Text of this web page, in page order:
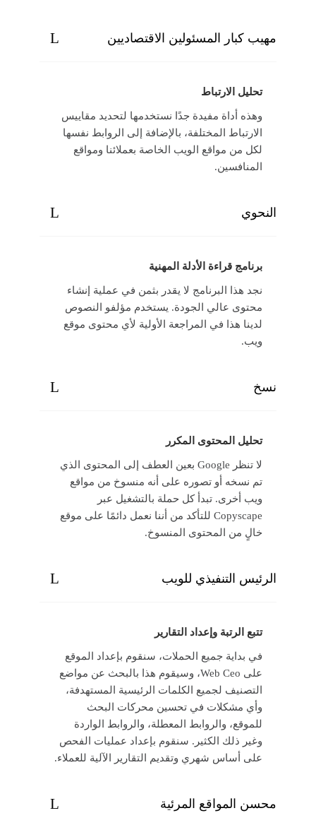
مهيب كبار المسئولين الاقتصاديين
تحليل الارتباط
وهذه أداة مفيدة جدًا نستخدمها لتحديد مقاييس
الارتباط المختلفة، بالإضافة إلى الروابط نفسها
لكل من مواقع الويب الخاصة بعملائنا ومواقع
المنافسين.
النحوي
برنامج قراءة الأدلة المهنية
نجد هذا البرنامج لا يقدر بثمن في عملية إنشاء
محتوى عالي الجودة. يستخدم مؤلفو النصوص
لدينا هذا في المراجعة الأولية لأي محتوى موقع
ويب.
نسخ
تحليل المحتوى المكرر
لا تنظر Google بعين العطف إلى المحتوى الذي
تم نسخه أو تصوره على أنه منسوخ من مواقع
ويب أخرى. تبدأ كل حملة بالتشغيل عبر
Copyscape للتأكد من أننا نعمل دائمًا على موقع
خالٍ من المحتوى المنسوخ.
الرئيس التنفيذي للويب
تتبع الرتبة وإعداد التقارير
في بداية جميع الحملات، سنقوم بإعداد الموقع
على Web Ceo، وسيقوم هذا بالبحث عن مواضع
التصنيف لجميع الكلمات الرئيسية المستهدفة،
وأي مشكلات في تحسين محركات البحث
للموقع، والروابط المعطلة، والروابط الواردة
وغير ذلك الكثير. سنقوم بإعداد عمليات الفحص
على أساس شهري وتقديم التقارير الآلية للعملاء.
محسن المواقع المرئية